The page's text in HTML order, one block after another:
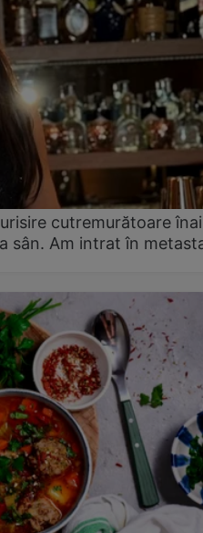
cutremurătoare
sân. Am intrat în